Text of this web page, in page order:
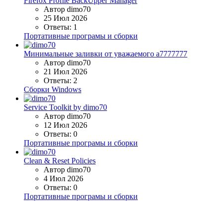
Автор dimo70
25 Июл 2026
Ответы: 1
Портативные програмы и сборки
Минимальные заливки от уважаемого a7777777
Автор dimo70
21 Июл 2026
Ответы: 2
Сборки Windows
Service Toolkit by dimo70
Автор dimo70
12 Июл 2026
Ответы: 0
Портативные програмы и сборки
Clean & Reset Policies
Автор dimo70
4 Июл 2026
Ответы: 0
Портативные програмы и сборки